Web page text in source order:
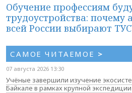
Обучение профессиям
трудоустройства: почему
всей России выбирают
САМОЕ ЧИТАЕМОЕ >
07 августа 2026 13:30
Учёные завершили изучение
Байкале в рамках крупной экспедиции